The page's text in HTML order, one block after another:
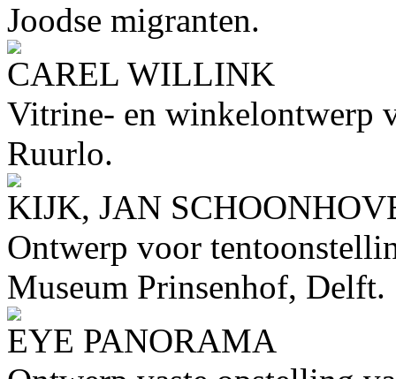
Joodse migranten.
CAREL WILLINK
Vitrine- en winkelontwerp
Ruurlo.
KIJK, JAN
Ontwerp voor
Museum Prinsenhof, Delft.
EYE PANORAMA